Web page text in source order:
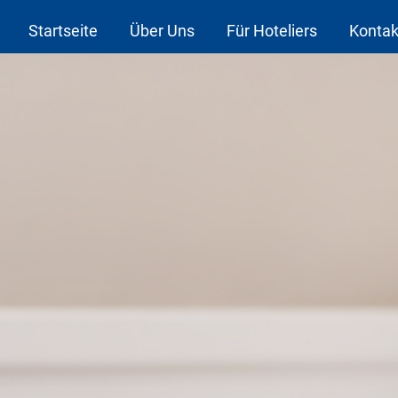
Startseite Über Uns Für Hoteliers